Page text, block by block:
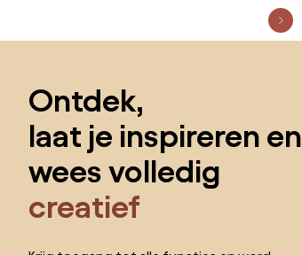
Ontdek,
laat je inspireren en
wees volledig
creatief